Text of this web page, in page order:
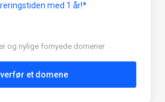
med 1 år!*
og nylige fornyede domener
et domene